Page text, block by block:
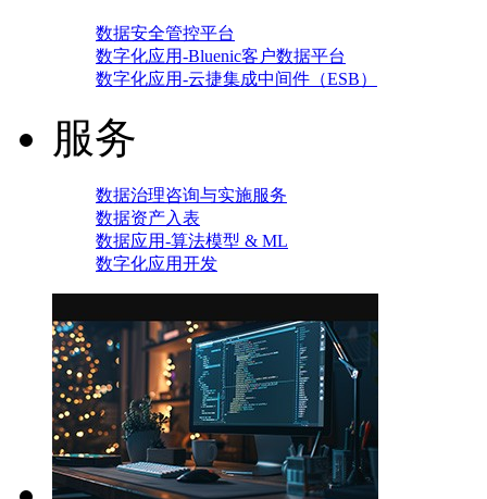
数据安全管控平台
数字化应用-Bluenic客户数据平台
数字化应用-云捷集成中间件（ESB）
服务
数据治理咨询与实施服务
数据资产入表
数据应用-算法模型 & ML
数字化应用开发